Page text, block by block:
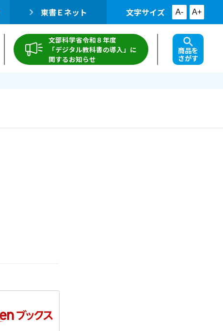
東書Ｅネット 文字サイズ A- A+
文部科学省令和８年度
「デジタル教科書の導入」に
関するお知らせ
商品を
さがす